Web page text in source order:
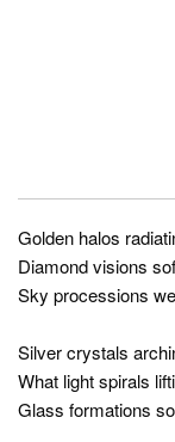
Golden halos
Diamond visions
Sky processions
Silver crystals
What light spirals
Glass formations